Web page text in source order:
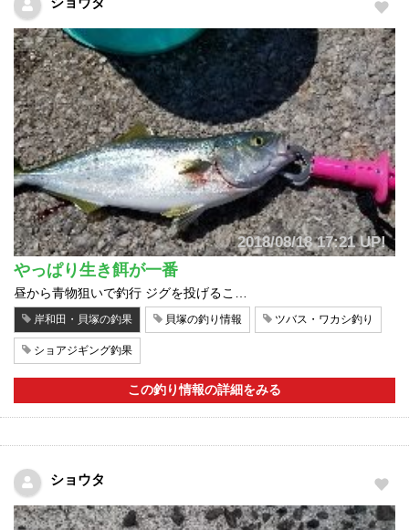
2018/08/18 17:21 UP!
やっぱり生き餌が一番
昼から青物狙いで釣行 ジグを投げるこ…
岸和田・貝塚の釣果 貝塚の釣り情報 ツバス・ワカシ釣り
ショアジギング釣果
この釣り情報の詳細をみる
ショウタ